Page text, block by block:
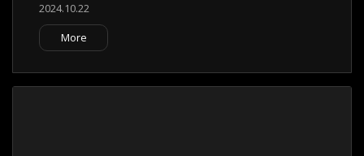
2024.10.22
More